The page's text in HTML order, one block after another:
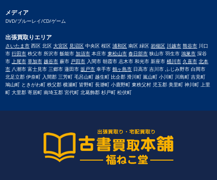
メディア
DVD/ブルーレイ/CD/ゲーム
出張買取りエリア
さいたま市 西区 北区大宮区 見沼区 中央区 桜区浦和区 南区 緑区岩槻区 川越市 熊谷市 川口
市行田市 秩父市 所沢市 飯能市加須市 本庄市東松山市 春日部市 狭山市 羽生市鴻巣市 深谷
市 上尾市 草加市 越谷市 蕨市 戸田市 入間市 朝霞市 志木市 和光市 新座市桶川市 久喜市 北本
市 八潮市 富士見市 三郷市 蓮田市坂戸市 幸手市鶴ヶ島市 日高市 吉川市 ふじみ野市 白岡市
北足立郡 伊奈町 入間郡 三芳町 毛呂山町 越生町 比企郡 滑川町 嵐山町 小川町 川島町 吉見町
鳩山町 ときがわ町 秩父郡 横瀬町 皆野町 長瀞町 小鹿野町 東秩父村 児玉郡 美里町 神川町 上里
町 大里郡 寄居町 南埼玉郡 宮代町 北葛飾郡 杉戸町 松伏町